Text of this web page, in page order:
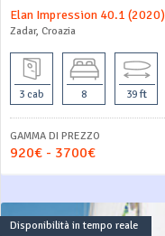
Elan Impression 40.1 (2020)
Zadar, Croazia
3 cab 8 39 ft
GAMMA DI PREZZO
920€ - 3700€
Disponibilità in tempo reale